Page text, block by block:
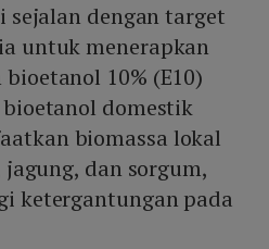
sejalan dengan target
untuk menerapkan
10% (E10)
domestik
biomassa lokal
dan sorgum,
ketergantungan pada